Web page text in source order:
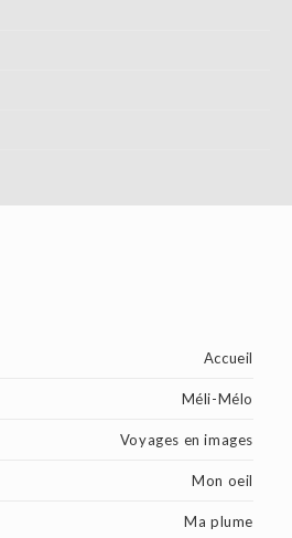
Accueil
Méli-Mélo
Voyages en images
Mon oeil
Ma plume